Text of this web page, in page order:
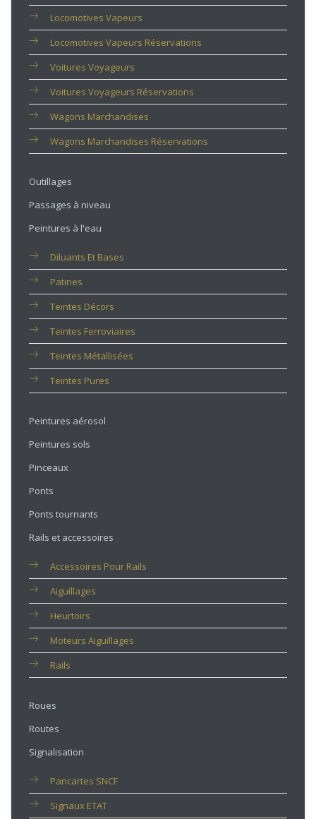
Locomotives Vapeurs
Locomotives Vapeurs Réservations
Voitures Voyageurs
Voitures Voyageurs Réservations
Wagons Marchandises
Wagons Marchandises Réservations
Outillages
Passages à niveau
Peintures à l'eau
Diluants Et Bases
Patines
Teintes Décors
Teintes Ferroviaires
Teintes Métallisées
Teintes Pures
Peintures aérosol
Peintures sols
Pinceaux
Ponts
Ponts tournants
Rails et accessoires
Accessoires Pour Rails
Aiguillages
Heurtoirs
Moteurs Aiguillages
Rails
Roues
Routes
Signalisation
Pancartes SNCF
Signaux ETAT